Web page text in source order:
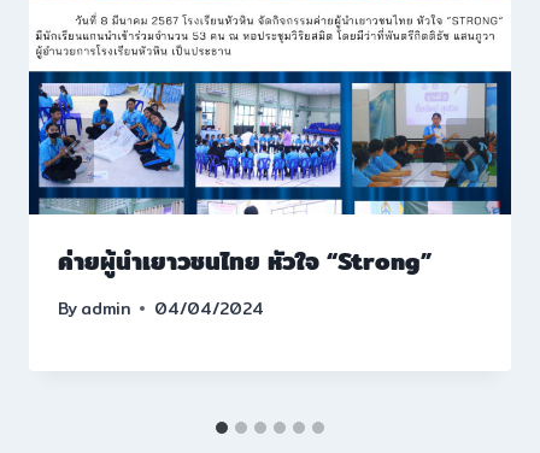
ค่ายผู้นำเยาวชนไทย หัวใจ “Strong”
Byadmin 04/04/2024